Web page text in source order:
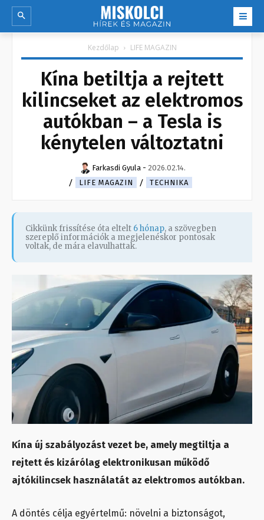
Kezdőlap LIFE MAGAZIN
Kína betiltja a rejtett
kilincseket az elektromos
autókban – a Tesla is
kénytelen változtatni
Farkasdi Gyula - 2026.02.14.
LIFE MAGAZIN
TECHNIKA
Cikkünk frissítése óta eltelt 6 hónap, a szövegben
szereplő információk a megjelenéskor pontosak
voltak, de mára elavulhattak.
Kína új szabályozást vezet be, amely megtiltja a
rejtett és kizárólag elektronikusan működő
ajtókilincsek használatát az elektromos autókban.
A döntés célja egyértelmű: növelni a biztonságot,